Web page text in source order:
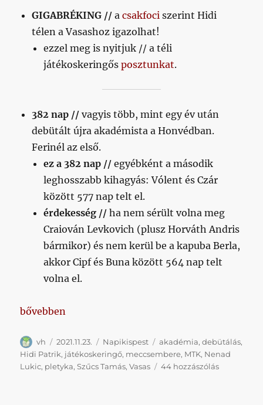
hogy
hátha
bejegyzéshez
GIGABRÉKING //acsakfoci szerint Hidi
télen a Vasashoz igazolhat!
ezzel meg is nyitjuk // a téli
játékoskeringősposztunkat.
382 nap // vagyis több, mint egy év után
debütált újra akadémista a Honvédban.
Ferinél az első.
ez a 382 nap // egyébként a második
leghosszabb kihagyás: Vólent és Czár
között 577 nap telt el.
érdekesség // ha nem sérült volna meg
Craiován Levkovich (plusz Horváth Andris
bármikor) és nem kerül be a kapuba Berla,
akkor Cipf és Buna között 564 nap telt
volna el.
„Napikispest 2021.11.23.”
bővebben
Szerző
vh Közzétéve
2021.11.23. Kategória
Napikispest Címke
akadémia,debütálás,
Hidi Patrik, játékoskeringő, meccsembere, MTK, Nenad
Lukic, pletyka,Szűcs Tamás,Vasas 44 hozzászólás